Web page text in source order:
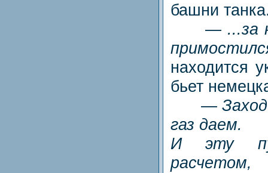
башни
— ...за
находится
бьет
—
газ даем.
И эту
расчетом,